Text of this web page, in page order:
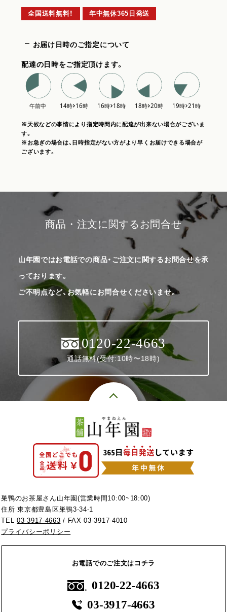
全国送料無料！ 年中無休365日発送
お届け日時のご指定について
配達の日時をご指定頂けます。
※天候などの事情により指定時間内に配達が出来ない場合がございま
す。
※お急ぎの場合は、日時指定がない方がより早くお届けできる場合が
ございます。
商品・注文に関するお問合せ
山年園ではお電話での商品・ご注文に関するお問合せを承
っております。
ご不明点など、お気軽にお問合せくださいませ。
0120-22-4663
通話無料(受付:10時〜18時)
巣鴨のお茶屋さん山年園(営業時間10:00~18:00)
住所 東京都豊島区巣鴨3-34-1
TEL03-3917-4663 / FAX 03-3917-4010
プライバシーポリシー
お電話でのご注文はコチラ
0120-22-4663
03-3917-4663